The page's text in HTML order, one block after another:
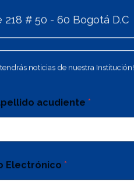
# 50 - 60 Bogotá D.C
noticias de nuestra Institución!
acudiente *
Electrónico *